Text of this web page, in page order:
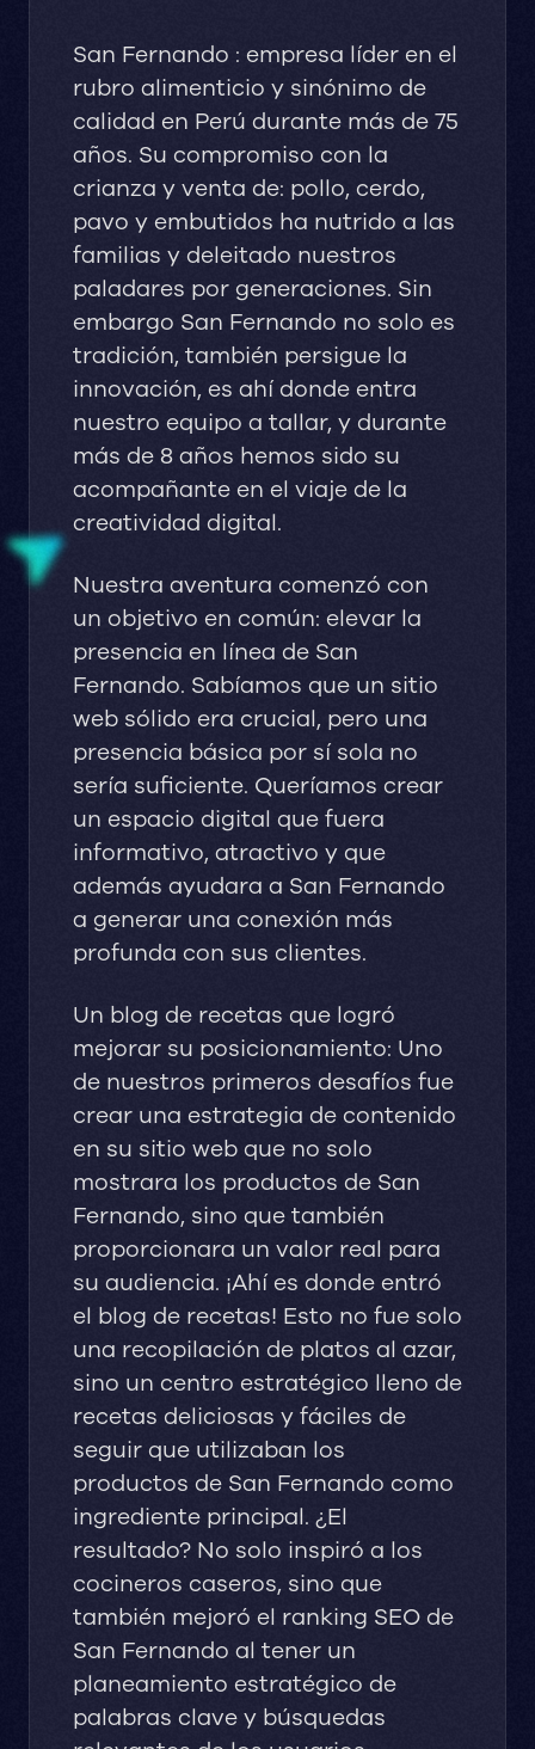
San Fernando : empresa líder en el
rubro alimenticio y sinónimo de
calidad en Perú durante más de 75
años. Su compromiso con la
crianza y venta de: pollo, cerdo,
pavo y embutidos ha nutrido a las
familias y deleitado nuestros
paladares por generaciones. Sin
embargo San Fernando no solo es
tradición, también persigue la
innovación, es ahí donde entra
nuestro equipo a tallar, y durante
más de 8 años hemos sido su
acompañante en el viaje de la
creatividad digital.
Nuestra aventura comenzó con
un objetivo en común: elevar la
presencia en línea de San
Fernando. Sabíamos que un sitio
web sólido era crucial, pero una
presencia básica por sí sola no
sería suficiente. Queríamos crear
un espacio digital que fuera
informativo, atractivo y que
además ayudara a San Fernando
a generar una conexión más
profunda con sus clientes.
Un blog de recetas que logró
mejorar su posicionamiento: Uno
de nuestros primeros desafíos fue
crear una estrategia de contenido
en su sitio web que no solo
mostrara los productos de San
Fernando, sino que también
proporcionara un valor real para
su audiencia. ¡Ahí es donde entró
el blog de recetas! Esto no fue solo
una recopilación de platos al azar,
sino un centro estratégico lleno de
recetas deliciosas y fáciles de
seguir que utilizaban los
productos de San Fernando como
ingrediente principal. ¿El
resultado? No solo inspiró a los
cocineros caseros, sino que
también mejoró el ranking SEO de
San Fernando al tener un
planeamiento estratégico de
palabras clave y búsquedas